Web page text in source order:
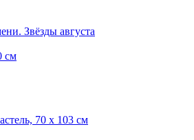
Звёзды августа
см
70 х 103 см